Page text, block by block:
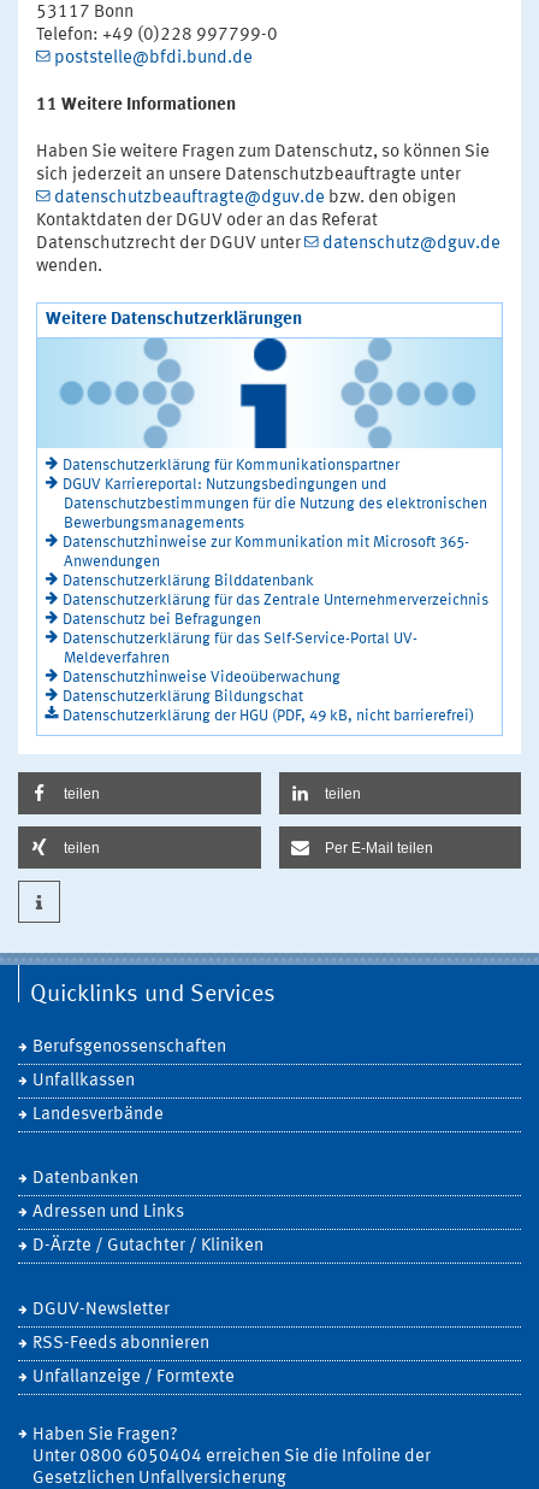
53117 Bonn
Telefon: +49 (0)228 997799-0
poststelle@bfdi.bund.de
11 Weitere Informationen
Haben Sie weitere Fragen zum Datenschutz, so können Sie
sich jederzeit an unsere Datenschutzbeauftragte unter
datenschutzbeauftragte@dguv.de bzw. den obigen
Kontaktdaten der DGUV oder an das Referat
Datenschutzrecht der DGUV unter
datenschutz@dguv.de
wenden.
Weitere Datenschutzerklärungen
Datenschutzerklärung für Kommunikationspartner
DGUV Karriereportal: Nutzungsbedingungen und
Datenschutzbestimmungen für die Nutzung des elektronischen
Bewerbungsmanagements
Datenschutzhinweise zur Kommunikation mit Microsoft 365-
Anwendungen
Datenschutzerklärung Bilddatenbank
Datenschutzerklärung für das Zentrale Unternehmerverzeichnis
Datenschutz bei Befragungen
Datenschutzerklärung für das Self-Service-Portal UV-
Meldeverfahren
Datenschutzhinweise Videoüberwachung
Datenschutzerklärung Bildungschat
Datenschutzerklärung der HGU (PDF, 49 kB, nicht barrierefrei)
teilen teilen
teilen Per E-Mail teilen
Quicklinks und Services
Berufsgenossenschaften
Unfallkassen
Landesverbände
Datenbanken
Adressen und Links
D-Ärzte / Gutachter / Kliniken
DGUV-Newsletter
RSS-Feeds abonnieren
Unfallanzeige / Formtexte
Haben Sie Fragen?
Unter 0800 6050404 erreichen Sie die Infoline der
Gesetzlichen Unfallversicherung